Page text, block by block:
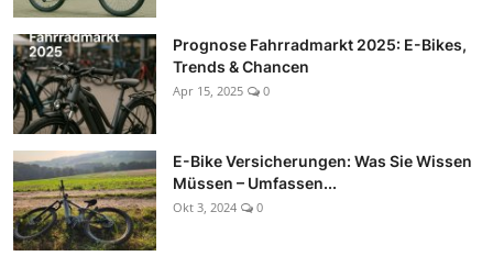
Prognose Fahrradmarkt 2025: E-Bikes,
Trends & Chancen
Apr 15, 2025 0
E-Bike Versicherungen: Was Sie Wissen
Müssen – Umfassen...
Okt 3, 2024 0